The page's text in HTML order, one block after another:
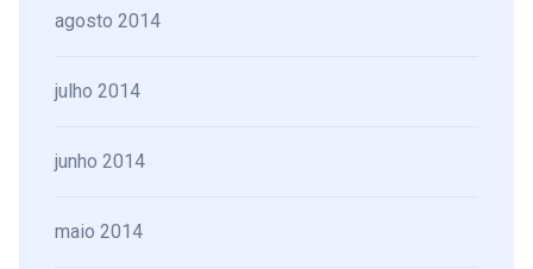
agosto 2014
julho 2014
junho 2014
maio 2014